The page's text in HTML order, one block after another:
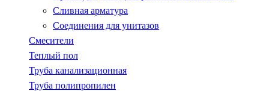
Сливная арматура
Соединения для унитазов
Смесители
Теплый пол
Труба канализационная
Труба полипропилен